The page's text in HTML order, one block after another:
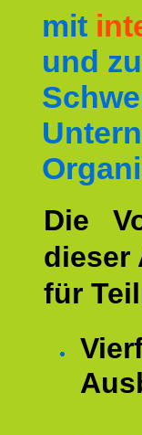
mit
und
Die
dieser
für